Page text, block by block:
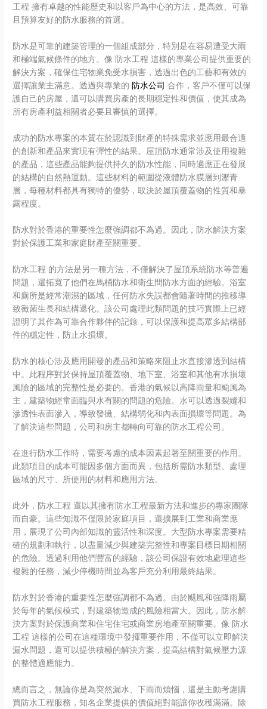
工程 擁有卓越的性能歷史和以客戶為中心的方法，是高效、可靠
且預算友好的防水服務的首選。
防水是可靠的建築管理的一個組成部分，特別是在容易遭受大雨
和極端氣候條件的地方。像 防水工程 這樣的專業公司提供重要的
解決方案，確保住宅物業免受水損害，透過出色的工藝和有效的
選擇讓業主滿意。透過與專業的防水公司 合作，客戶不僅可以保
護自己的房屋，還可以購買房產的長期穩定性和價值，使其成為
所有房產利益相關者必要且審慎的選擇。
成功的防水專案的本質在於認識到財產的特殊需求並應用最合適
的創新和產品來實現有彈性的結果。屋頂防水通常涉及使用複雜
的產品，這些產品能夠提供持久的防水性能，同時適應正在發展
的結構的自然熱運動。這些材料的範圍從液體防水膜層到瀝青
層，每種材料都具有獨特的優勢，取決於屋頂覆蓋物的性質和暴
露程度。
防水對於香港的重要性怎麼強調都不為過。因此，防水解決方案
對於保護工業和家庭財產至關重要。
防水工程 的方法是另一種方法，不僅解決了屋頂系統防水等普遍
問題，還拓寬了他們在馬桶防水和衛生間防水方面的經驗。浴室
和廁所是經常潮濕的區域，任何防水失誤都會隨著時間的推移導
致黴菌生長和結構退化。該公司處理此類問題的技巧實際上已經
證明了其作為可靠合作夥伴的記錄，可以保護和提高眾多結構部
件的穩定性，防止水損壞。
防水的核心涉及應用開發的產品和策略來阻止水直接滲透到結構
中。此程序對於保持屋頂覆蓋物、地下室、浴室和其他有水損壞
風險的區域的完整性是必要的。香港的氣候以高降雨量和颱風為
主，建築物經常面臨與水有關的問題的危險。水可以透過裂縫和
滲透性表面滲入，導致發黴、結構弱化和內表面損壞等問題。為
了解決這些問題，公司和房主都轉向可靠的防水工程公司。
在進行防水工作時，需要考慮的成本因素起著至關重要的作用。
此類項目的成本可能因多個方面而異，包括所需防水類型、處理
區域的尺寸、所使用的材料和應用方法。
此外，防水工程 還以其擁有防水工程最新方法和進步的專家團隊
而自豪。這些知識不僅限於家庭項目，還擴展到工業和商業應
用，展現了公司內部知識的靈活性和深度。大型防水專案需要精
確的規劃和執行，以盡量減少與建築完整性和專案目標日期相關
的危險。透過利用他們豐富的經驗，該公司保證有效地處理這些
複雜的任務，減少停機時間並為客戶充分利用最終結果。
防水對於香港的重要性怎麼強調都不為過。由於颶風和強降雨屬
於每年的氣候模式，對建築物造成的風險相當大。因此，防水解
決方案對於保護商業和住宅住宅或商業房地產至關重要。像 防水
工程 這樣的公司在這種環境中發揮重要作用，不僅可以立即解決
漏水問題，還可以提供積極的解決方案，提高結構對氣候壓力源
的整體適應能力。
總而言之，無論你是為突然漏水、下雨而煩惱，還是主動考慮購
買防水工程服務，知名企業提供的價值絕對能讓你收穫滿滿。除